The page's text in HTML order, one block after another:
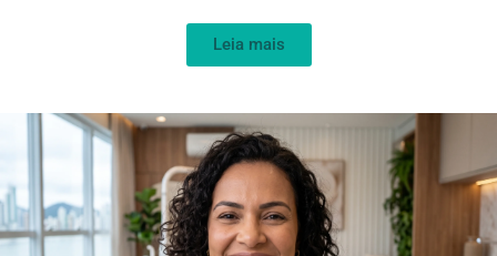
Leia mais